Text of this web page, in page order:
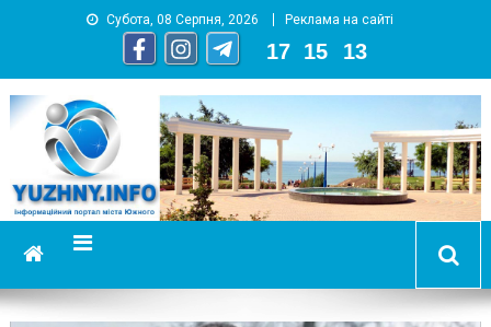
Субота, 08 Серпня, 2026 Реклама на сайті
17 15 14
YUZHNY.INFO
информационный портал города Южный